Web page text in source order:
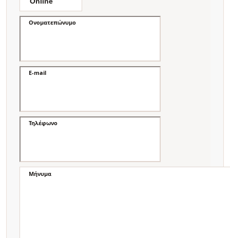
Ονοματεπώνυμο
E-mail
Τηλέφωνο
Μήνυμα